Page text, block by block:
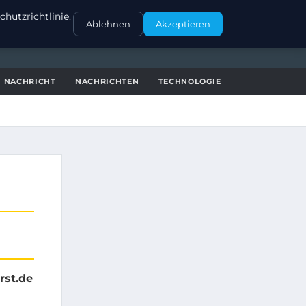
KONTAKT
NACHRICHT NACHRICHTEN TECHNOLOGIE
Ablehnen Akzeptieren